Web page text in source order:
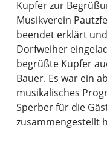
Kupfer zur
Musikverein
beendet erklärt
Dorfweiher
begrüßte Kupfer
Bauer. Es war ein
musikalisches
Sperber für die
zusammengestellt